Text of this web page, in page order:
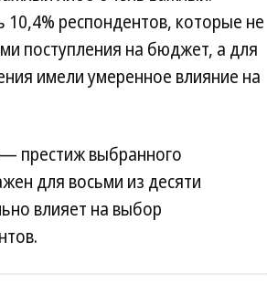
респондентов, которые не
поступления на бюджет, а для
имели умеренное влияние на
престиж выбранного
для восьми из десяти
влияет на выбор